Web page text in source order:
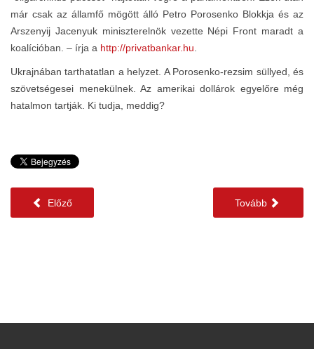
már csak az államfő mögött álló Petro Porosenko Blokkja és az
Arszenyij Jacenyuk miniszterelnök vezette Népi Front maradt a
koalícióban. – írja a http://privatbankar.hu
Ukrajnában tarthatatlan a helyzet. A Porosenko-rezsim süllyed, és
szövetségesei menekülnek. Az amerikai dollárok egyelőre még
hatalmon tartják. Ki tudja, meddig?
Előző Tovább